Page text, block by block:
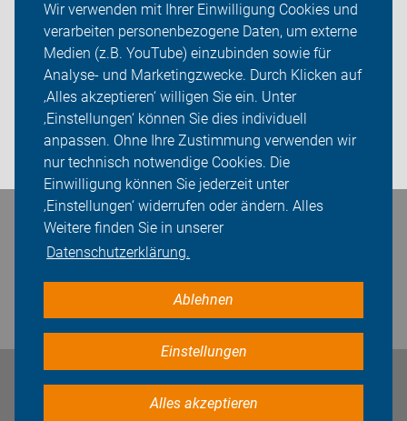
Wir verwenden mit Ihrer Einwilligung Cookies und
verarbeiten personenbezogene Daten, um externe
Medien (z.B. YouTube) einzubinden sowie für
Analyse- und Marketingzwecke. Durch Klicken auf
‚Alles akzeptieren‘ willigen Sie ein. Unter
‚Einstellungen‘ können Sie dies individuell
anpassen. Ohne Ihre Zustimmung verwenden wir
nur technisch notwendige Cookies. Die
Einwilligung können Sie jederzeit unter
‚Einstellungen‘ widerrufen oder ändern. Alles
Weitere finden Sie in unserer
Datenschutzerklärung.
Ablehnen
Einstellungen
Alles akzeptieren
Themen
ADFC Erfurt
Sei dabei
Login
Bleiben Sie in Kontakt